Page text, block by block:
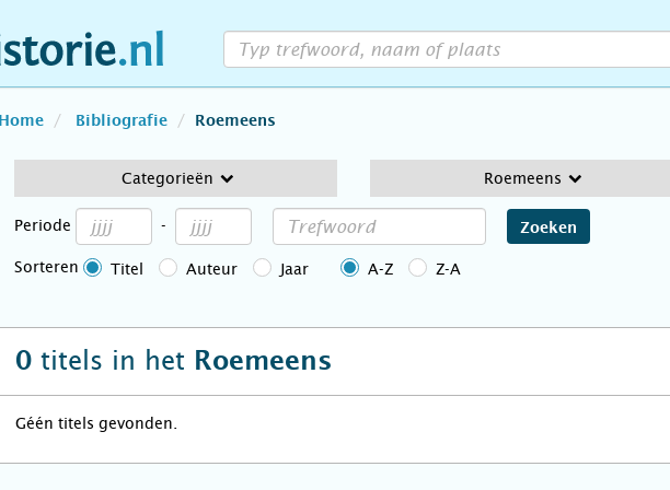
Home Bibliografie Roemeens
Categorieën Roemeens
Periode - Zoeken
Sorteren Titel Auteur Jaar A-Z Z-A
0 titels in het Roemeens
Géén titels gevonden.